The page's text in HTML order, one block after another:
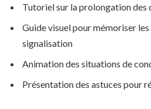
Tutoriel sur la prolongation des
Guide visuel pour mémoriser les
signalisation
Animation des situations de
Présentation des astuces pour